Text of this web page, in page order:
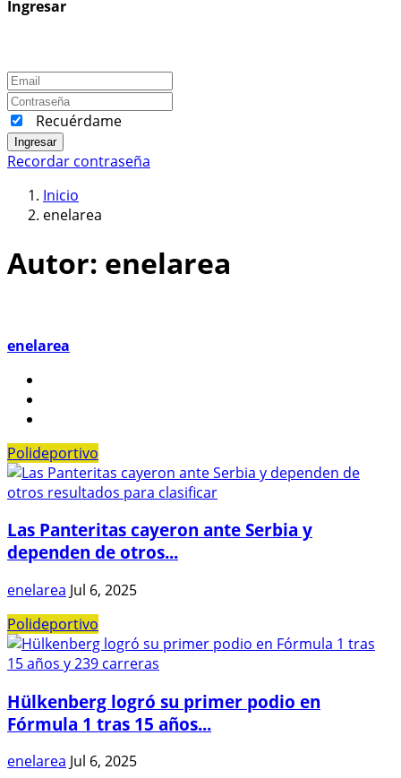
Ingresar
Recuérdame
Ingresar
Recordar contraseña
Inicio
enelarea
Autor: enelarea
enelarea
Polideportivo
Las Panteritas cayeron ante Serbia y
dependen de otros...
enelarea Jul 6, 2025
Polideportivo
Hülkenberg logró su primer podio en
Fórmula 1 tras 15 años...
enelarea Jul 6, 2025